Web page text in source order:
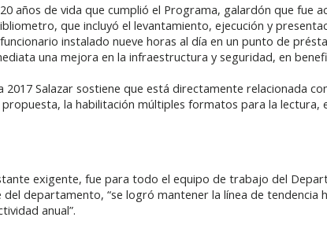
años de vida que cumplió el Programa, galardón que fue
que incluyó el levantamiento, ejecución y
instalado nueve horas al día en un punto de
una mejora en la infraestructura y seguridad, en
2017 Salazar sostiene que está directamente relacionada
la habilitación múltiples formatos para la lectura,
exigente, fue para todo el equipo de trabajo del
departamento, “se logró mantener la línea de tendencia
anual”.